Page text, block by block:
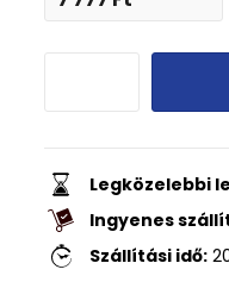
Legközelebbi
Ingyenes
Szállítási idő: